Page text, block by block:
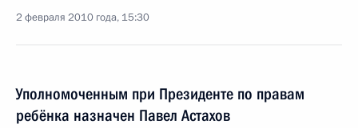
2 февраля 2010 года, 15:30
Уполномоченным при Президенте по правам
ребёнка назначен Павел Астахов